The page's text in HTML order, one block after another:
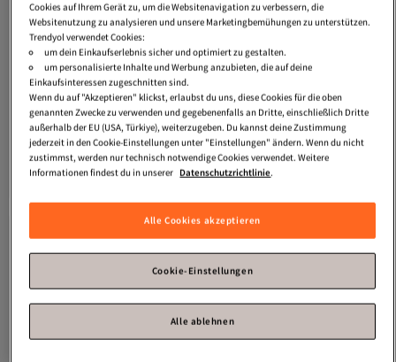
Trendyol Collection
Limited
Edition Cremefarbenes,
transparentes, stilvolles Webhemd
mit Watte- und Schal-Detail
4.5 ( 6)
Versand kostenlos ab 35€
Trendyol Collection
Cremefarbenes, langärmliges, halb
übergroßes Herrenhemd mit
Leinenstruktur TMNSS26GO00036
4.1 (37)
Versand Kostenlos
Gratis Versand
Versand Kostenlos
Cookies auf Ihrem Gerät zu, um die Websitenavigation zu verbessern, die
Websitenutzung zu analysieren und unsere Marketingbemühungen zu unterstützen.
Trendyol verwendet Cookies:
um dein Einkaufserlebnis sicher und optimiert zu gestalten.
um personalisierte Inhalte und Werbung anzubieten, die auf deine
Einkaufsinteressen zugeschnitten sind.
Wenn du auf "Akzeptieren" klickst, erlaubst du uns, diese Cookies für die oben
genannten Zwecke zu verwenden und gegebenenfalls an Dritte, einschließlich Dritte
außerhalb der EU (USA, Türkiye), weiterzugeben. Du kannst deine Zustimmung
jederzeit in den Cookie-Einstellungen unter "Einstellungen" ändern. Wenn du nicht
zustimmst, werden nur technisch notwendige Cookies verwendet. Weitere
Informationen findest du in unserer Datenschutzrichtlinie.
Alle Cookies akzeptieren
Cookie-Einstellungen
Alle ablehnen